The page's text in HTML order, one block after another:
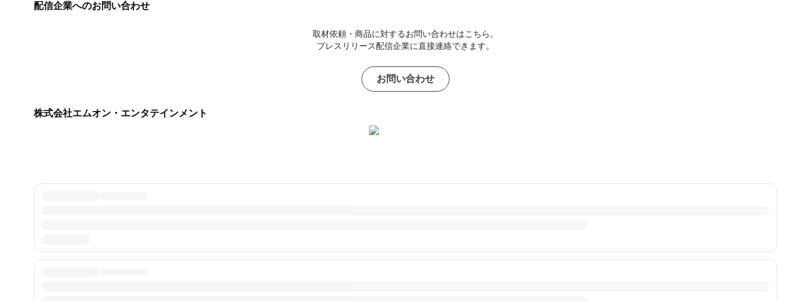
配信企業へのお問い合わせ
取材依頼・商品に対するお問い合わせはこちら。
プレスリリース配信企業に直接連絡できます。
お問い合わせ
株式会社エムオン・エンタテインメント